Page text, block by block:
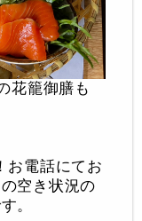
花籠御膳も
お電話にてお
空き状況の
。